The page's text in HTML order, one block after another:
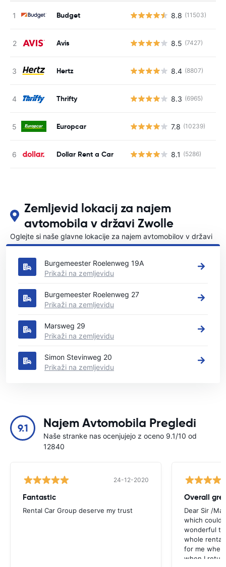
Budget 8.8 (11503)
Avis 8.5 (7427)
Hertz 8.4 (8807)
Thrifty 8.3 (6965)
Europcar 7.8 (10239)
Dollar Rent a Car 8.1 (5286)
Zemljevid lokacij za najem
avtomobila v državi Zwolle
Oglejte si naše glavne lokacije za najem avtomobilov v državi
Zwolle
Burgemeester Roelenweg 19A
Prikaži na zemljevidu
Burgemeester Roelenweg 27
Prikaži na zemljevidu
Marsweg 29
Prikaži na zemljevidu
Simon Stevinweg 20
Prikaži na zemljevidu
9.1 Najem Avtomobila Pregledi
Naše stranke nas ocenjujejo z oceno 9.1/10 od
12840
24-12-2020
Fantastic
Rental Car Group deserve my trust
Overall
Dear Sir /
which could
wonderful to
whole
for me
when I